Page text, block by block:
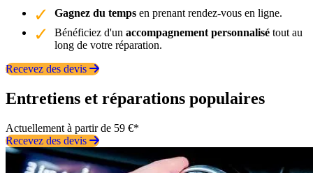
Gagnez du temps en prenant rendez-vous en ligne.
Bénéficiez d'un accompagnement personnalisé tout au
long de votre réparation.
Recevez des devis
Entretiens et réparations populaires
Actuellement à partir de 59 €*
Recevez des devis